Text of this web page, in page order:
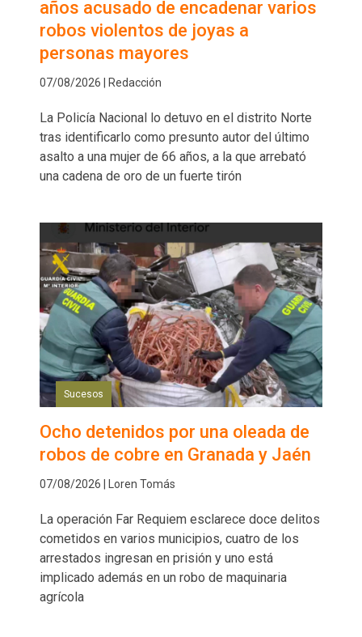
años acusado de encadenar varios
robos violentos de joyas a
personas mayores
07/08/2026 | Redacción
La Policía Nacional lo detuvo en el distrito Norte
tras identificarlo como presunto autor del último
asalto a una mujer de 66 años, a la que arrebató
una cadena de oro de un fuerte tirón
Sucesos
Ocho detenidos por una oleada de
robos de cobre en Granada y Jaén
07/08/2026 | Loren Tomás
La operación Far Requiem esclarece doce delitos
cometidos en varios municipios, cuatro de los
arrestados ingresan en prisión y uno está
implicado además en un robo de maquinaria
agrícola